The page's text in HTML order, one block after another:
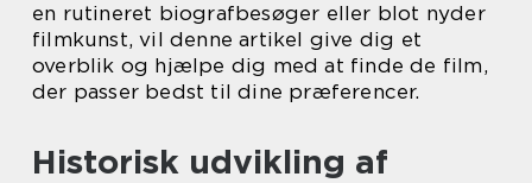
en rutineret biografbesøger eller blot nyder
filmkunst, vil denne artikel give dig et
overblik og hjælpe dig med at finde de film,
der passer bedst til dine præferencer.
Historisk udvikling af